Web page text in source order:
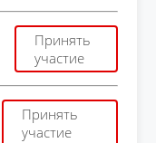
Принять
участие
Принять
участие